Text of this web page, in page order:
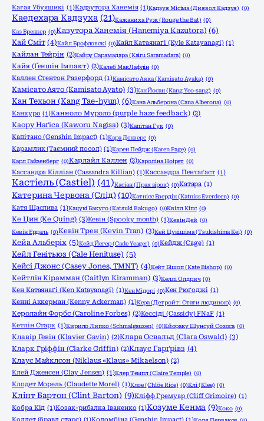
Кагая Убуяшикі (1)Кадзутора Ханемія (1)Кадзуя Місіма (Диявол Кадзуя) (0)
Каедехара Кадзуха (21)Кажаниха Руж (Rouge the Bat) (0)
Каз Бреккер (0)Казутора Ханемія (Hanemiya Kazutora) (6)
Кай Сміт (4)Кайл Брофловскі (0)Кайл Катаянаґі (Kyle Katayanagi) (1)
Кайлан Тейрін (2)Кайру Сарамадара (Kairu Saramadara) (0)
Кайя (Ґеншін Імпакт) (2)Калеб МакЛафлін (0)
Каллен Стентон Разерфорд (1)Камісато Аяка (Kamisato Ayaka) (0)
Камісато Аято (Kamisato Ayato) (3)Кан Йосан (Kang Yeo-sang) (0)
Кан Техьон (Kang Tae-hyun) (6)Кана Альберона (Cana Alberona) (0)
Канкуро (1)Канноло Муроло (purple haze feedback) (2)
Каору Наґіса (Kaworu Nagisa) (3)Капітан Гук (0)
Капітано (Genshin Impact) (1)Кара Денверс (0)
Карамлик (Таємний посол) (1)Карен Пейдж (Karen Page) (0)
Карл Гайзенберг (0)Карлайл Каллен (2)Кароліна Ноірет (0)
Кассандра Кілліан (Cassandra Killian) (1)Кассандра Пентаґаст (1)
Кастіель (Castiel) (41)Касіан (Прах зірок) (0)Катара (1)
Катерина Червона (Слід) (10)Катнісс Евердін (Katniss Everdeen) (0)
Катя Щаслива (1)Кацукі Бакуго (Katsuki Bakugo) (0)Квілл Кіпс (0)
Ке Цин (Ke Quing) (3)Кевін (Spooky month) (1)Кевін Дей (0)
Кевін Ердаль (0)Кевін Трен (Kevin Tran) (3)Кей Цукішіма (Tsukishima Kei) (0)
Кейа Альберіх (5)Кейд Йегер (Cade Yeager) (0)Кейдж (Cage) (1)
Кейл Генітьюз (Cale Henituse) (5)
Кейсі Джонс (Casey Jones, TMNT) (4)Кейт Бішоп (Kate Bishop) (0)
Кейтлін Кірамман (Caitlyn Kiramman) (3)Келлі Олдрич (0)
Кен Катаянаґі (Ken Katayanagi) (1)Кен Мідорі (0)Кен Рюґоджі (1)
Кенні Аккерман (Kenny Ackerman) (1)Кера (Детройт: Стати людиною) (0)
Керолайн Форбс (Caroline Forbes) (2)Кессіді (Cassidy) FNaF (1)
Кетлін Старк (1)Кирило Липко (Schmalgauzen) (0)Кйораку Шунсуй Созоса (0)
Клавір Гевін (Klavier Gavin) (2)Клара Освальд (Clara Oswald) (3)
Кларк Гріффін (Clarke Griffin) (2)Клаус Гарґрівз (4)
Клаус Майклсон (Niklaus «Klaus» Mikaelson) (2)
Клей Дженсен (Clay Jensen) (1)Клер Темпл (Claire Temple) (0)
Клодет Морель (Claudette Morel) (1)Клое (Chlöe Rice) (0)Клі (Klee) (0)
Клінт Бартон (Clint Barton) (9)Кліфф Гремуар (Cliff Grimoire) (1)
Кобра Кід (1)Козак-рибалка Іваненко (1)Козуме Кенма (9)Коко (0)
Коллет (бравл старс) (1)Коломбіна (Genshin Impact) (1)